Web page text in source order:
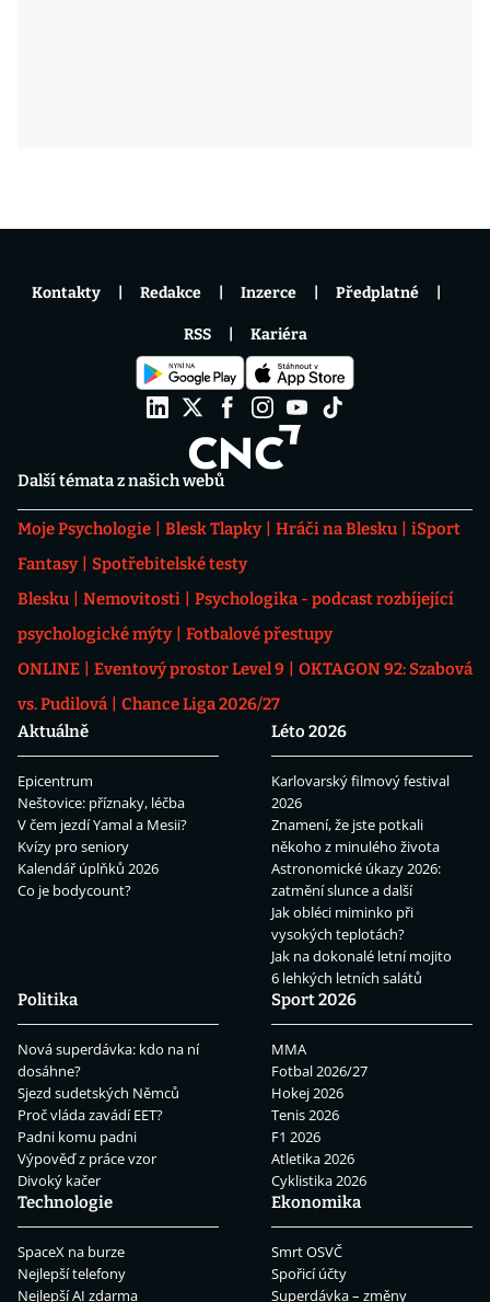
Další témata z našich webů
Moje Psychologie Blesk Tlapky Hráči na Blesku
iSport
Fantasy
Spotřebitelské testy
Blesku
Nemovitosti
Psychologika - podcast rozbíjející
psychologické mýty
Fotbalové přestupy
ONLINE
Eventový prostor Level 9
OKTAGON 92: Szabová
vs. Pudilová
Chance Liga 2026/27
Aktuálně
Epicentrum
Neštovice: příznaky, léčba
V čem jezdí Yamal a Mesii?
Kvízy pro seniory
Kalendář úplňků 2026
Co je bodycount?
Léto 2026
Karlovarský filmový festival
2026
Znamení, že jste potkali
někoho z minulého života
Astronomické úkazy 2026:
zatmění slunce a další
Jak obléci miminko při
vysokých teplotách?
Jak na dokonalé letní mojito
6 lehkých letních salátů
Politika
Nová superdávka: kdo na ní
dosáhne?
Sjezd sudetských Němců
Proč vláda zavádí EET?
Padni komu padni
Výpověď z práce vzor
Divoký kačer
Sport 2026
MMA
Fotbal 2026/27
Hokej 2026
Tenis 2026
F1 2026
Atletika 2026
Cyklistika 2026
Technologie
SpaceX na burze
Nejlepší telefony
Nejlepší AI zdarma
Ekonomika
Smrt OSVČ
Spořicí účty
Superdávka – změny
Kontakty Redakce Inzerce Předplatné
RSS Kariéra